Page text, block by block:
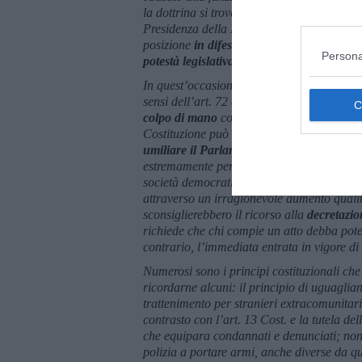
la dottrina si trovasse a denunciare l’uso
Presidenza della Repubblica, Corte
posizione in difesa del Parlamento
potestà legislativa
, rimanendo inascoltati.
In quest’occasione la violazione è del
sensi dell’art. 72 della Costituzione era
colpo di mano con cui il Governo si è
Costituzione può svolgere solo in casi
umiliare il Parlamento
estremamente pericoloso di
società democratica. Ed è motivo di
attraverso un irragionevole aumento
sconsiglierebbero il ricorso alla
richiede che chi compie un atto debba
contrario, l’immediata entrata in vigore
Numerosi sono i principi costituzionali
ricordarne alcuni: il principio di
trattenimento per stranieri
contrasto con l’art. 13 Cost. e la tutela
che equipara condannati e denunciati;
polizia a portare armi, anche diverse da